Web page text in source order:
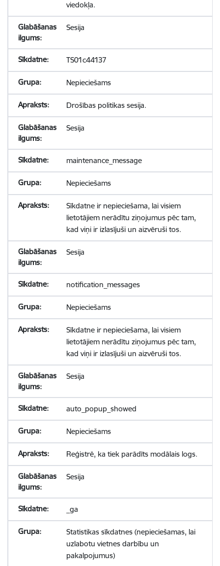
viedokļa.
Sesija
TS01c44137
Nepieciešams
Drošības politikas sesija.
Sesija
maintenance_message
Nepieciešams
Sīkdatne ir nepieciešama, lai visiem
lietotājiem nerādītu ziņojumus pēc tam,
kad viņi ir izlasījuši un aizvēruši tos.
Sesija
notification_messages
Nepieciešams
Sīkdatne ir nepieciešama, lai visiem
lietotājiem nerādītu ziņojumus pēc tam,
kad viņi ir izlasījuši un aizvēruši tos.
Sesija
auto_popup_showed
Nepieciešams
Reģistrē, ka tiek parādīts modālais logs.
Sesija
_ga
Statistikas sīkdatnes (nepieciešamas, lai
uzlabotu vietnes darbību un
pakalpojumus)